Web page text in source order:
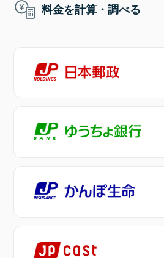
料金を計算・調べる